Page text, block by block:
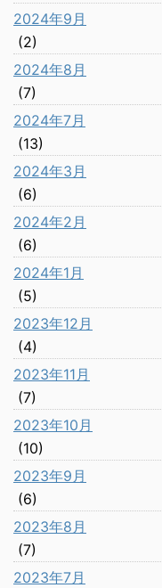
2024年9月
(2)
2024年8月
(7)
2024年7月
(13)
2024年3月
(6)
2024年2月
(6)
2024年1月
(5)
2023年12月
(4)
2023年11月
(7)
2023年10月
(10)
2023年9月
(6)
2023年8月
(7)
2023年7月